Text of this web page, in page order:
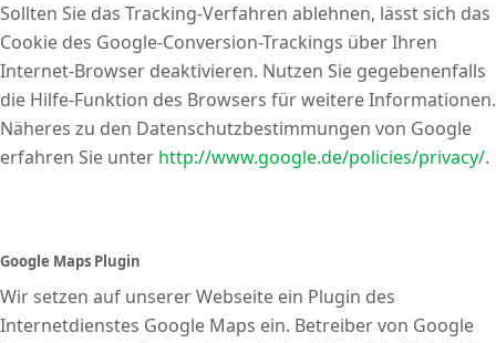
Sollten Sie das Tracking-Verfahren ablehnen, lässt sich das
Cookie des Google-Conversion-Trackings über Ihren
Internet-Browser deaktivieren. Nutzen Sie gegebenenfalls
die Hilfe-Funktion des Browsers für weitere Informationen.
Näheres zu den Datenschutzbestimmungen von Google
erfahren Sie unter http://www.google.de/policies/privacy/.
Google Maps Plugin
Wir setzen auf unserer Webseite ein Plugin des
Internetdienstes Google Maps ein. Betreiber von Google